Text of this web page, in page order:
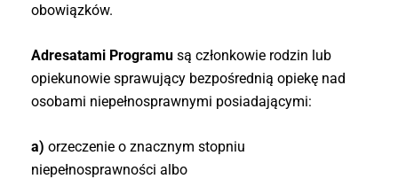
obowiązków.
Adresatami Programu są członkowie rodzin lub
opiekunowie sprawujący bezpośrednią opiekę nad
osobami niepełnosprawnymi posiadającymi:
a) orzeczenie o znacznym stopniu
niepełnosprawności albo